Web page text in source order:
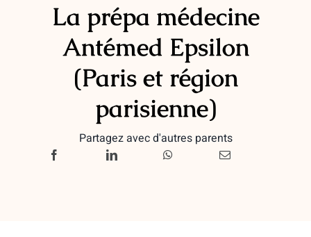
La prépa médecine
Antémed Epsilon
(Paris et région
parisienne)
Partagez avec d'autres parents